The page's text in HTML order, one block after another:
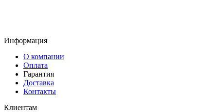
Информация
О компании
Оплата
Гарантия
Доставка
Контакты
Клиентам